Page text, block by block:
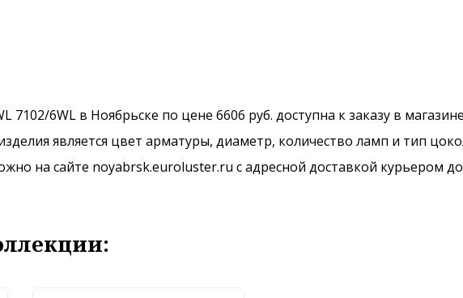
7102/6WL в Ноябрьске по цене 6606 руб. доступна к заказу в
является цвет арматуры, диаметр, количество ламп и тип
на сайте noyabrsk.euroluster.ru с адресной доставкой курьером